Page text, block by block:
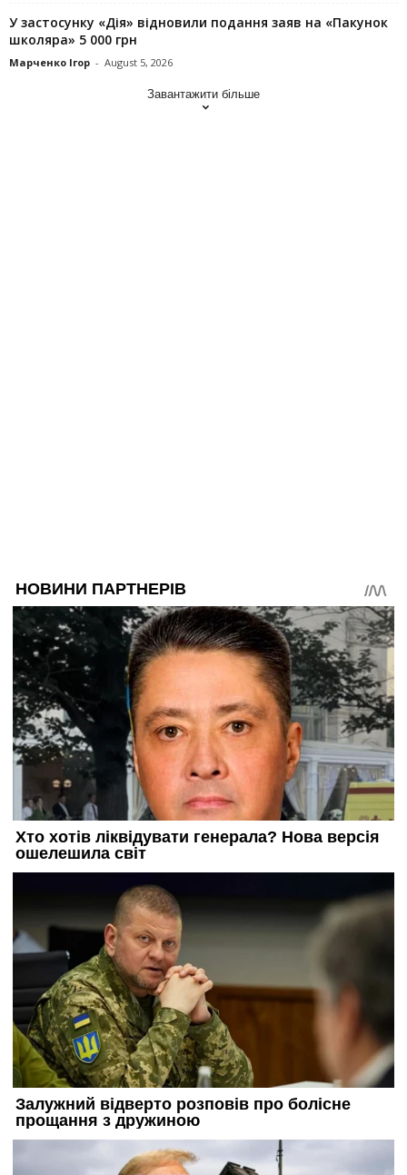
У застосунку «Дія» відновили подання заяв на «Пакунок
школяра» 5 000 грн
Марченко Ігор - August 5, 2026
Завантажити більше